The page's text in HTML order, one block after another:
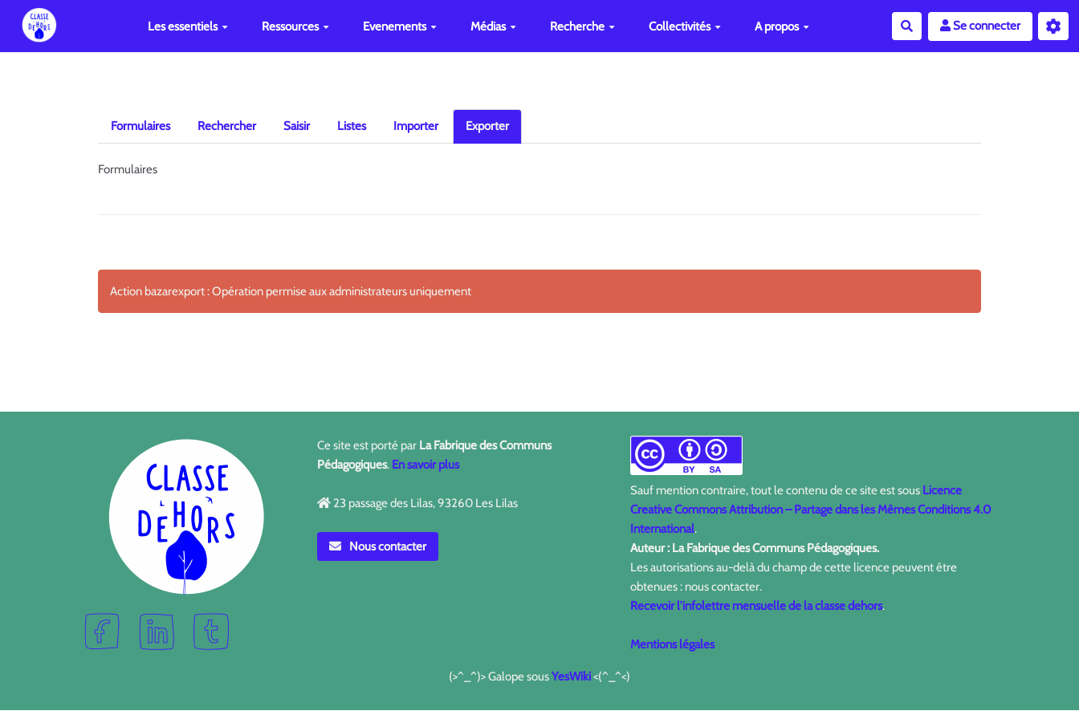
Les essentiels Ressources Evenements Médias Recherche Collectivités A propos RechercherSe connecter
Formulaires Rechercher Saisir Listes Importer Exporter
Formulaires
Action bazarexport : Opération permise aux administrateurs uniquement
Ce site est porté par La Fabrique des Communs
Pédagogiques. En savoir plus
23 passage des Lilas, 93260 Les Lilas
Nous contacter
Sauf mention contraire, tout le contenu de ce site est sous Licence
Creative Commons Attribution – Partage dans les Mêmes Conditions 4.0
International.
Auteur : La Fabrique des Communs Pédagogiques.
Les autorisations au-delà du champ de cette licence peuvent être
obtenues : nous contacter.
Recevoir l'infolettre mensuelle de la classe dehors.
Mentions légales
(>^_^)> Galope sousYesWiki<(^_^<)